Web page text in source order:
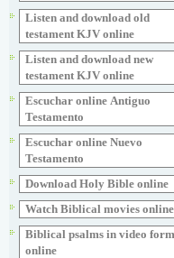
Listen and download old
testament KJV online
Listen and download new
testament KJV online
Escuchar online Аntiguo
Testamento
Escuchar online Nuevo
Testamento
Download Holy Bible online
Watch Biblical movies online
Biblical psalms in video
online